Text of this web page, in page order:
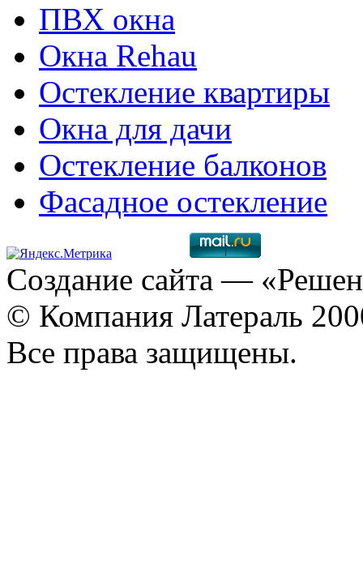
ПВХ окна
Окна Rehau
Остекление квартиры
Окна для дачи
Остекление балконов
Фасадное остекление
Создание сайта —
© Компания Латераль
Все права защищены.